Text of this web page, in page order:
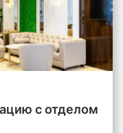
с отделом